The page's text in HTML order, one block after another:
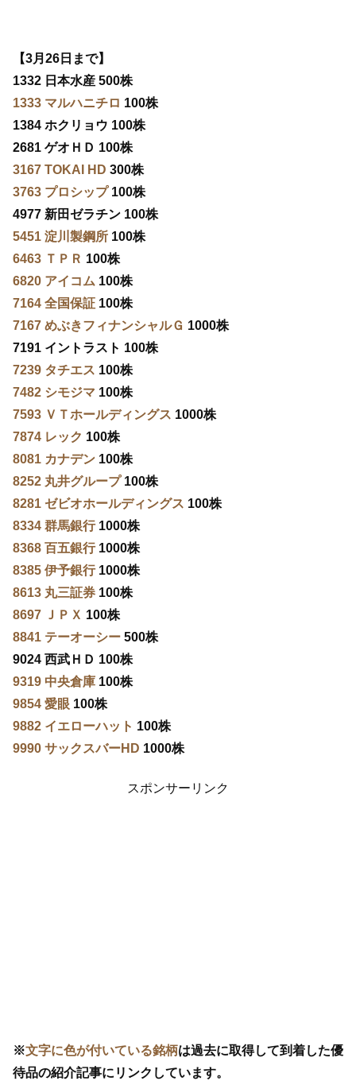
【3月26日まで】
1332 日本水産 500株
1333 マルハニチロ 100株
1384 ホクリョウ 100株
2681 ゲオＨＤ 100株
3167 TOKAI HD 300株
3763 プロシップ100株
4977 新田ゼラチン 100株
5451 淀川製鋼所 100株
6463 ＴＰＲ 100株
6820 アイコム 100株
7164 全国保証 100株
7167 めぶきフィナンシャルＧ 1000株
7191 イントラスト 100株
7239 タチエス 100株
7482 シモジマ 100株
7593 ＶＴホールディングス 1000株
7874 レック 100株
8081 カナデン 100株
8252 丸井グループ100株
8281 ゼビオホールディングス 100株
8334 群馬銀行1000株
8368 百五銀行1000株
8385 伊予銀行1000株
8613 丸三証券 100株
8697 ＪＰＸ 100株
8841 テーオーシー 500株
9024 西武ＨＤ 100株
9319 中央倉庫 100株
9854 愛眼 100株
9882 イエローハット 100株
9990 サックスバーHD 1000株
スポンサーリンク
※文字に色が付いている銘柄は過去に取得して到着した優
待品の紹介記事にリンクしています。